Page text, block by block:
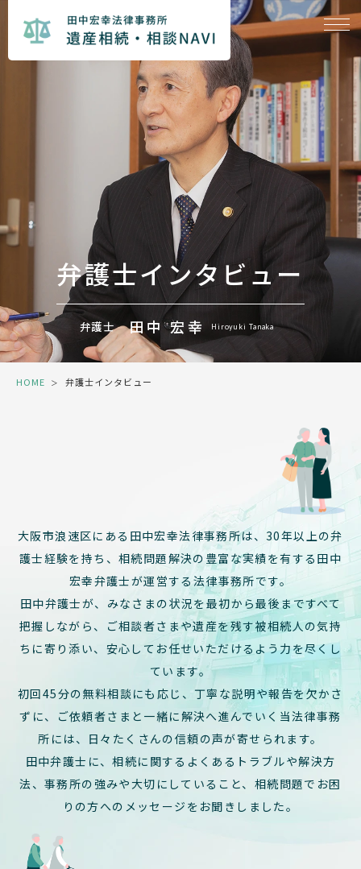
弁護士インタビュー
弁護士 田中 宏幸 Hiroyuki Tanaka
HOME ＞ 弁護士インタビュー
大阪市浪速区にある田中宏幸法律事務所は、30年以上の弁
護士経験を持ち、 相続問題解決の豊富な実績を有する田中
宏幸弁護士が運営する法律事務所です。
田中弁護士が、みなさまの状況を最初から最後まですべて
把握しながら、
ご相談者さまや遺産を残す被相続人の気持
ちに寄り添い、安心してお任せいただけるよう力を尽くし
ています。
初回45分の無料相談にも応じ、丁寧な説明や報告を欠かさ
ずに、
ご依頼者さまと一緒に解決へ進んでいく当法律事務
所には、日々たくさんの信頼の声が寄せられます。
田中弁護士に、相続に関するよくあるトラブルや解決方
法、事務所の強みや大切にしていること、 相続問題でお困
りの方へのメッセージをお聞きしました。